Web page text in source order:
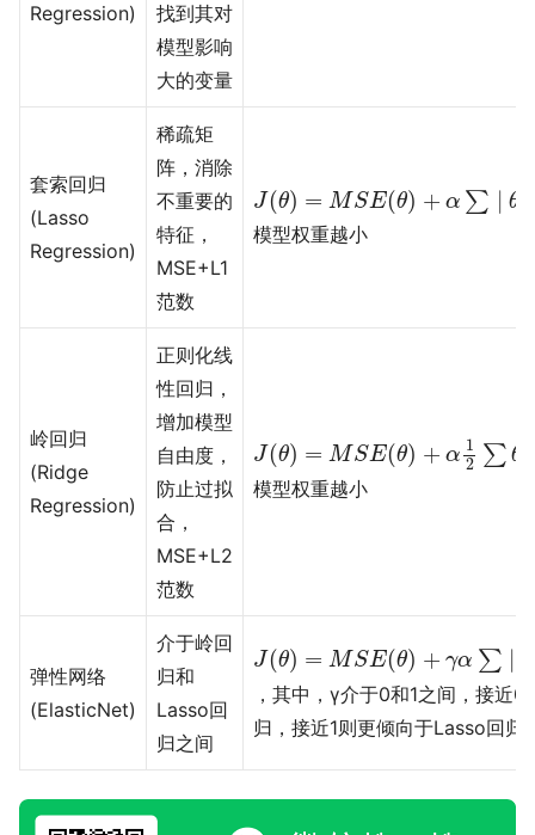
Regression)
找到其对
模型影响
大的变量
套索回归
(Lasso
Regression)
稀疏矩
阵，消除
不重要的
特征，
MSE+L1
范数
J(θ) = MSE(θ) + α ∑ ∣ θ
J(θ) SE(θ)+α ∑ θ ∣
模型权重越小
岭回归
(Ridge
Regression)
正则化线
性回归，
增加模型
自由度，
防止过拟
合，
MSE+L2
范数
J(θ) = MSE(θ) + α 1
2 ∑ θ
J(θ) SE(θ)+α θ 2
模型权重越小
弹性网络
(ElasticNet)
介于岭回
归和
Lasso回
归之间
J(θ) = MSE(θ) + γα ∑ ∣
θ ) + γ ∣+ α
，其中，γ介于0和1之间，接近0
归，接近1则更倾向于Lasso回归